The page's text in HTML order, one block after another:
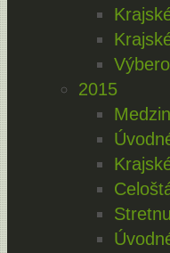
2015